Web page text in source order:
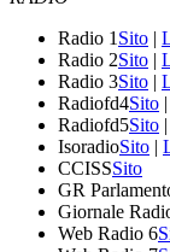
Radio 1 Sito |
Radio 2Sito |
Radio 3Sito |
Radiofd4Sito |
Radiofd5Sito |
IsoradioSito |
CCISSSito
GR
Giornale
Web Radio 6